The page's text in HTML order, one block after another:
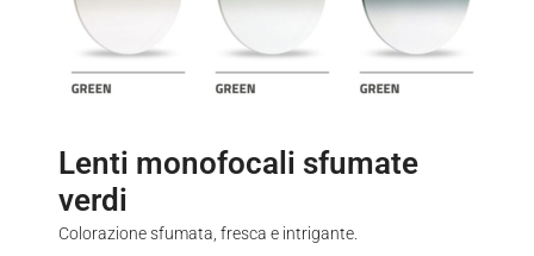
Lenti monofocali sfumate
verdi
Colorazione sfumata, fresca e intrigante.